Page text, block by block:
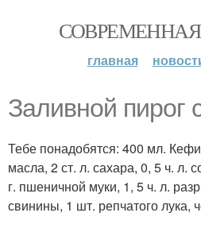
главная
Заливной пирог
Тебе понадобятся: 400 мл.
масла, 2 ст. л. сахара, 0, 5 ч. л.
г. пшеничной муки, 1, 5 ч. л.
свинины, 1 шт. репчатого лука,